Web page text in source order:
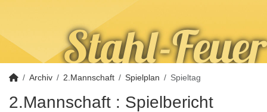
Archiv 2.Mannschaft Spielplan Spieltag
2.Mannschaft : Spielbericht